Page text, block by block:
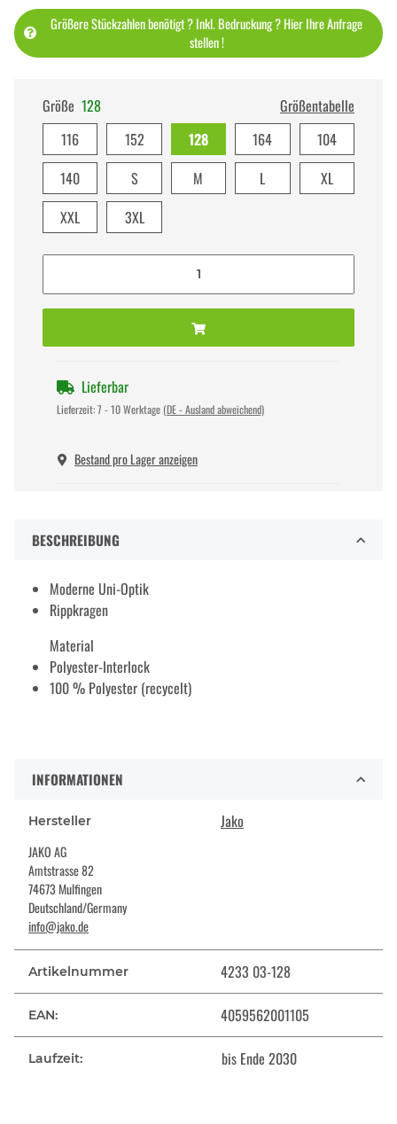
Größere Stückzahlen benötigt ? Inkl. Bedruckung ? Hier Ihre Anfrage
stellen !
Größe 128
Größentabelle
116
152 128 164
104
140
S M L
XL
XXL
3XL
Lieferbar
Lieferzeit:7 - 10 Werktage (DE - Ausland abweichend)
Bestand pro Lager anzeigen
BESCHREIBUNG
Moderne Uni-Optik
Rippkragen
Material
Polyester-Interlock
100 % Polyester (recycelt)
INFORMATIONEN
Hersteller Jako
JAKO AG
Amtstrasse 82
74673 Mulfingen
Deutschland/Germany
info@jako.de
Artikelnummer 4233 03-128
EAN: 4059562001105
Laufzeit: bis Ende 2030